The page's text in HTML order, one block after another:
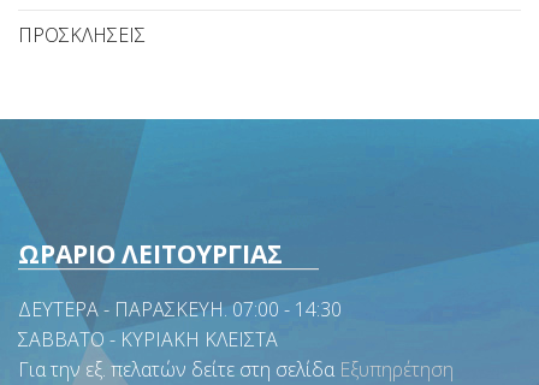
ΠΡΟΣΚΛΗΣΕΙΣ
ΩΡΑΡΙΟ ΛΕΙΤΟΥΡΓΙΑΣ
ΔΕΥΤΕΡΑ - ΠΑΡΑΣΚΕΥΗ. 07:00 - 14:30
ΣΑΒΒΑΤΟ - ΚΥΡΙΑΚΗ ΚΛΕΙΣΤΑ
Για την εξ. πελατών δείτε στη σελίδα Εξυπηρέτηση